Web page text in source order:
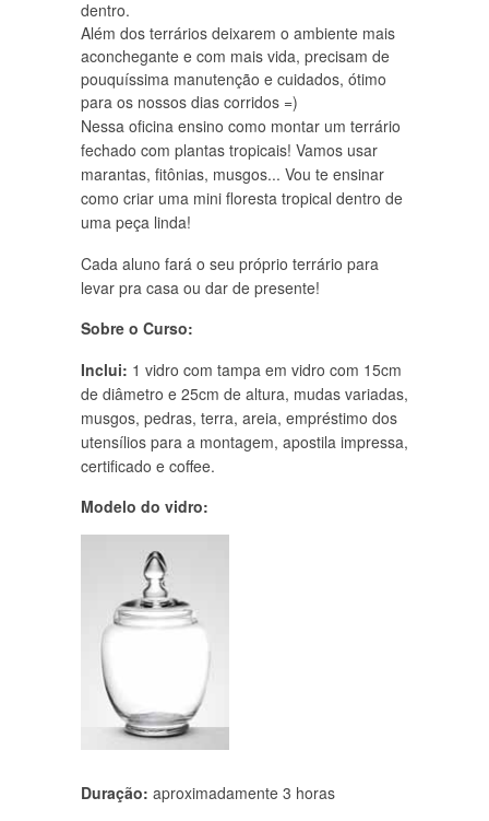
dentro.
Além dos terrários deixarem o ambiente mais
aconchegante e com mais vida, precisam de
pouquíssima manutenção e cuidados, ótimo
para os nossos dias corridos =)
Nessa oficina ensino como montar um terrário
fechado com plantas tropicais! Vamos usar
marantas, fitônias, musgos... Vou te ensinar
como criar uma mini floresta tropical dentro de
uma peça linda!
Cada aluno fará o seu próprio terrário para
levar pra casa ou dar de presente!
Sobre o Curso:
Inclui: 1 vidro com tampa em vidro com 15cm
de diâmetro e 25cm de altura, mudas variadas,
musgos, pedras, terra, areia, empréstimo dos
utensílios para a montagem, apostila impressa,
certificado e coffee.
Modelo do vidro:
Duração: aproximadamente 3 horas